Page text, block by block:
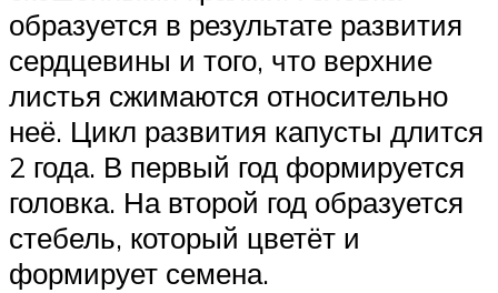
образуется в результате развития
сердцевины и того, что верхние
листья сжимаются относительно
неё. Цикл развития капусты длится
2 года. В первый год формируется
головка. На второй год образуется
стебель, который цветёт и
формирует семена.